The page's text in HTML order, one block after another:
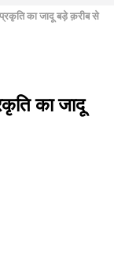
का जादू बड़े क़रीब से
का जादू